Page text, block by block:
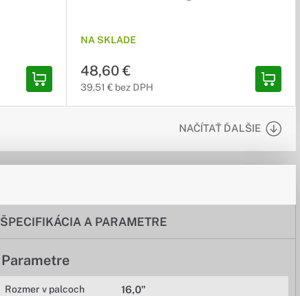
NA SKLADE
48,60 €
39,51 € bez DPH
NAČÍTAŤ ĎALŠIE
ŠPECIFIKÁCIA A PARAMETRE
Parametre
Rozmer v palcoch 16,0"